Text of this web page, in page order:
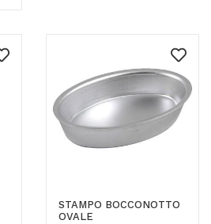
STAMPO BOCCONOTTO
OVALE